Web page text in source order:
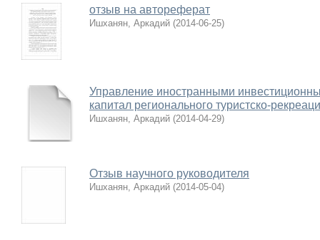
отзыв на автореферат
Ишханян, Аркадий (2014-06-25)
Управление иностранными
капитал регионального туристско-
Ишханян, Аркадий (2014-04-29)
Отзыв научного руководителя
Ишханян, Аркадий (2014-05-04)